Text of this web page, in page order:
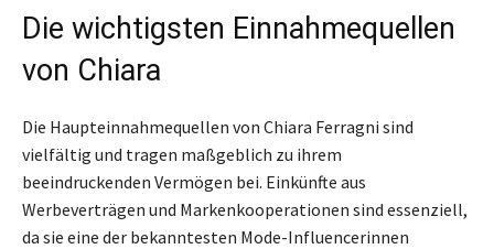
Die wichtigsten Einnahmequellen
von Chiara
Die Haupteinnahmequellen von Chiara Ferragni sind
vielfältig und tragen maßgeblich zu ihrem
beeindruckenden Vermögen bei. Einkünfte aus
Werbeverträgen und Markenkooperationen sind essenziell,
da sie eine der bekanntesten Mode-Influencerinnen